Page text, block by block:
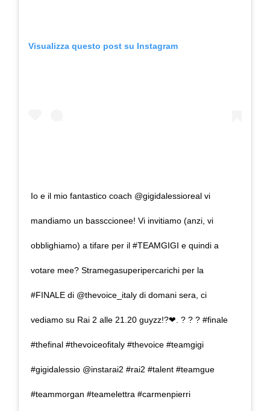
Visualizza questo post su Instagram
Io e il mio fantastico coach @gigidalessioreal vi
mandiamo un bassccionee! Vi invitiamo (anzi, vi
obblighiamo) a tifare per il #TEAMGIGI e quindi a
votare mee? Stramegasuperipercarichi per la
#FINALE di @thevoice_italy di domani sera, ci
vediamo su Rai 2 alle 21.20 guyzz!?❤. ? ? ? #finale
#thefinal #thevoiceofitaly #thevoice #teamgigi
#gigidalessio @instarai2 #rai2 #talent #teamgue
#teammorgan #teamelettra #carmenpierri